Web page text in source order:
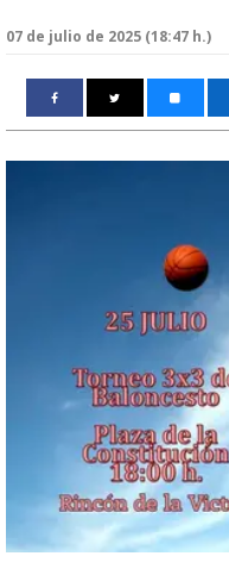
07 de julio de 2025 (18:47 h.)